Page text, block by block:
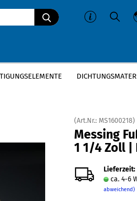
» Messing Fußventil | 1 1/4 Zoll | IG
(Art.Nr.: MS1600218)
Messing
1 1/4 Zoll |
Lieferzeit:
ca. 4-6
abweichend)